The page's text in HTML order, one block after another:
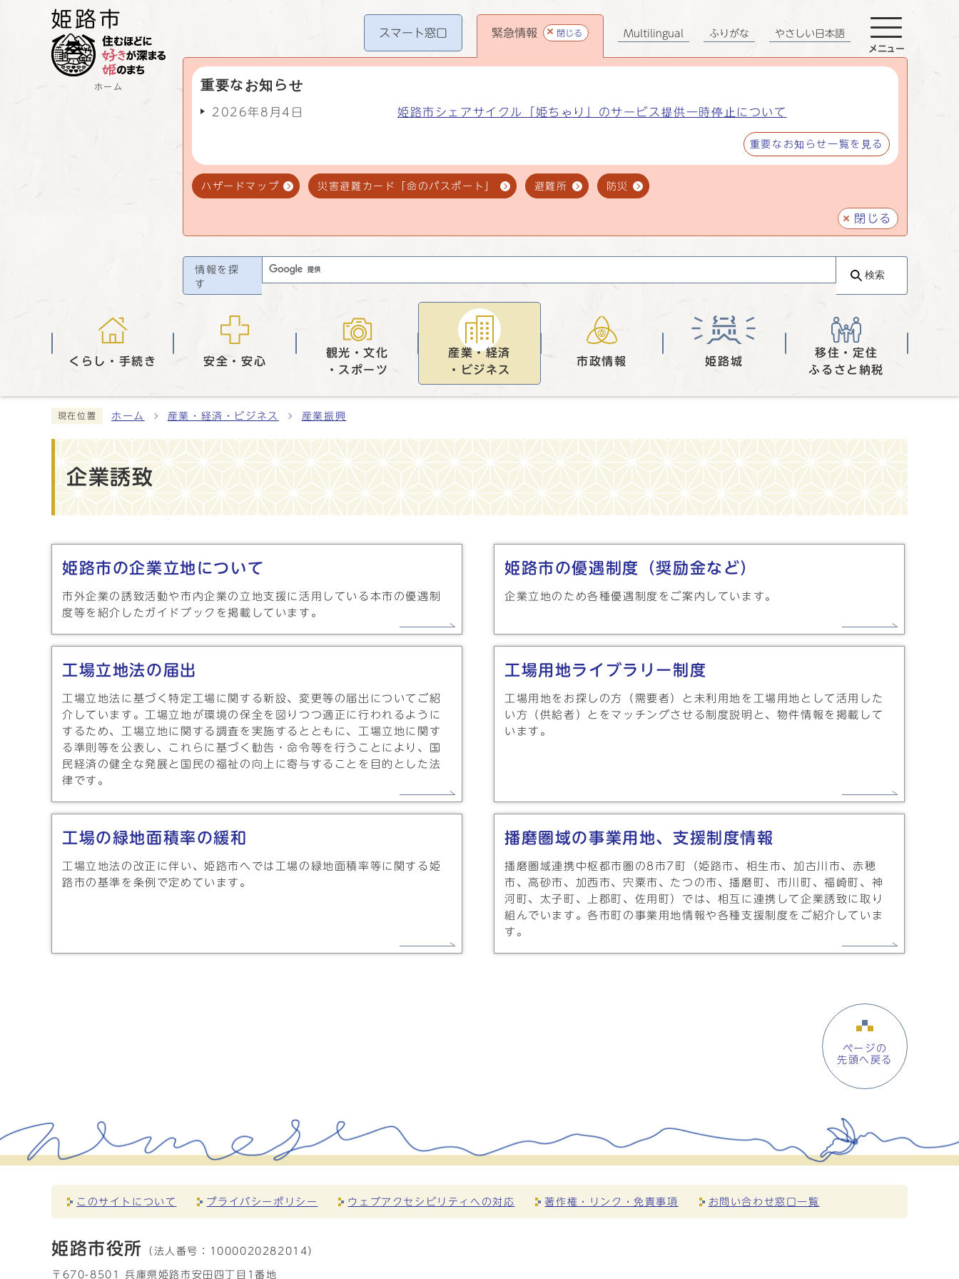
ホーム
スマート窓口 緊急情報 閉じる
重要なお知らせ
2026年8月4日 姫路市シェアサイクル「姫ちゃり」のサービス提供一時停止について
重要なお知らせ一覧を見る
ハザードマップ 災害避難カード「命のパスポート」 避難所 防災
閉じる
Multilingual ふりがな やさしい日本語
メニュー
情報を探
す
検索
くらし・手続き 安全・安心
観光・文化
・スポーツ
産業・経済
・ビジネス
市政情報 姫路城
移住・定住
ふるさと納税
現在位置 ホーム 産業・経済・ビジネス 産業振興
企業誘致
姫路市の企業立地について
市外企業の誘致活動や市内企業の立地支援に活用している本市の優遇制
度等を紹介したガイドブックを掲載しています。
姫路市の優遇制度（奨励金など）
企業立地のため各種優遇制度をご案内しています。
工場立地法の届出
工場立地法に基づく特定工場に関する新設、変更等の届出についてご紹
介しています。工場立地が環境の保全を図りつつ適正に行われるように
するため、工場立地に関する調査を実施するとともに、工場立地に関す
る準則等を公表し、これらに基づく勧告・命令等を行うことにより、国
民経済の健全な発展と国民の福祉の向上に寄与することを目的とした法
律です。
工場用地ライブラリー制度
工場用地をお探しの方（需要者）と未利用地を工場用地として活用した
い方（供給者）とをマッチングさせる制度説明と、物件情報を掲載して
います。
工場の緑地面積率の緩和
工場立地法の改正に伴い、姫路市へでは工場の緑地面積率等に関する姫
路市の基準を条例で定めています。
播磨圏域の事業用地、支援制度情報
播磨圏域連携中枢都市圏の8市7町（姫路市、相生市、加古川市、赤穂
市、高砂市、加西市、宍粟市、たつの市、播磨町、市川町、福崎町、神
河町、太子町、上郡町、佐用町）では、相互に連携して企業誘致に取り
組んでいます。各市町の事業用地情報や各種支援制度をご紹介していま
す。
ページの
先頭へ戻る
このサイトについて プライバシーポリシー ウェブアクセシビリティへの対応 著作権・リンク・免責事項 お問い合わせ窓口一覧
姫路市役所 （法人番号： 1000020282014）
〒670-8501 兵庫県姫路市安田四丁目1番地